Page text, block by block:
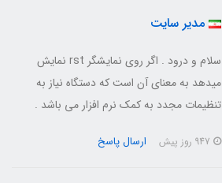
مدیر سایت
سلام و درود . اگر روی نمایشگر rst نمایش
میدهد به معنای آن است که دستگاه نیاز به
تنظیمات مجدد به کمک نرم افزار می باشد .
ارسال پاسخ